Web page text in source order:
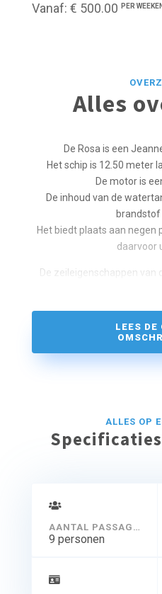
Vanaf: € 500.00 PER
Alles
De Rosa is een
Het schip is 12.50 meter
De motor is
De inhoud van de
brandstof
Het biedt plaats aan negen
daarvoor
De zeileigenschappen van
Het schip is onder meer
Automatische
Buiten
LEES DE
ALLES OP
AANTAL PASSAGIERS
9 personen